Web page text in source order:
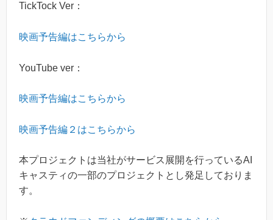
TickTock Ver：
映画予告編はこちらから
YouTube ver：
映画予告編はこちらから
映画予告編２はこちらから
本プロジェクトは当社がサービス展開を行っているAI
キャスティの一部のプロジェクトとし発足しておりま
す。